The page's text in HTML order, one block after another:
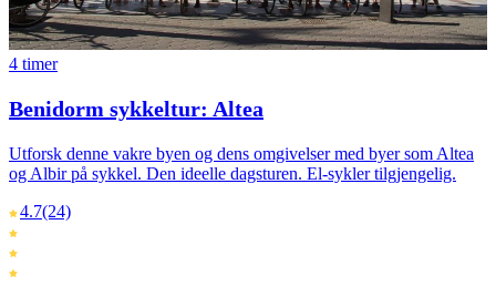
4 timer
Benidorm sykkeltur: Altea
Utforsk denne vakre byen og dens omgivelser med byer som Altea
og Albir på sykkel. Den ideelle dagsturen. El-sykler tilgjengelig.
4.7(24)